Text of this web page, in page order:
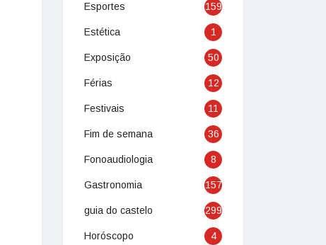
Esportes 159
Estética 1
Exposição 50
Férias 12
Festivais 11
Fim de semana 36
Fonoaudiologia 8
Gastronomia 157
guia do castelo 299
Horóscopo 4